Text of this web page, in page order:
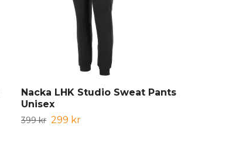
Nacka LHK Studio Sweat Pants
Unisex
399 kr 299 kr